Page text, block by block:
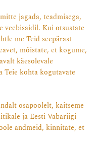
jagada, teadmisega,
veebisaidil. Kui otsustate
me Teid seepärast
mõistate, et kogume,
käesolevale
Teie kohta kogutavate
osapoolelt, kaitseme
ja Eesti Vabariigi
andmeid, kinnitate, et